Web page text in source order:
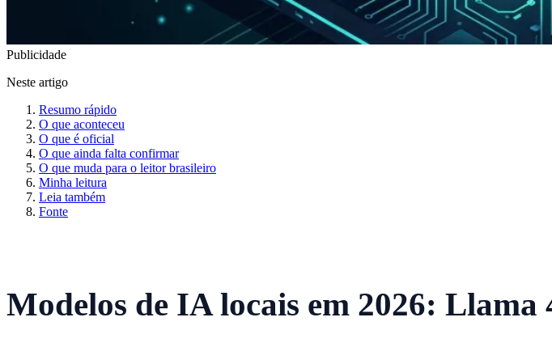
Publicidade
Neste artigo
Resumo rápido
O que aconteceu
O que é oficial
O que ainda falta confirmar
O que muda para o leitor brasileiro
Minha leitura
Leia também
Fonte
Modelos de IA locais em 2026: